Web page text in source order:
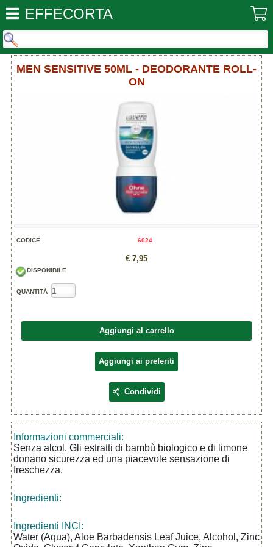
EFFECORTA
MEN SENSITIVE 50ML - DEODORANTE ROLL-
ON
CODICE 6024
€ 7,95
DISPONIBILE
QUANTITÀ
Aggiungi al carrello
Aggiungi ai preferiti
Condividi
Informazioni commerciali:
Senza alcol. Gli estratti di bambù biologico e di limone
donano sicurezza ed una piacevole sensazione di
freschezza.
Ingredienti:
Ingredienti INCI:
Water (Aqua), Aloe Barbadensis Leaf Juice, Alcohol, Zinc